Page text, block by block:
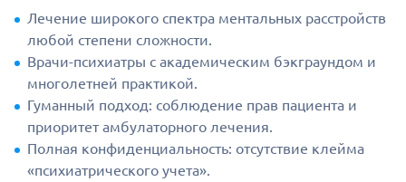
Лечение широкого спектра ментальных расстройств
любой степени сложности.
Врачи-психиатры с академическим бэкграундом и
многолетней практикой.
Гуманный подход: соблюдение прав пациента и
приоритет амбулаторного лечения.
Полная конфиденциальность: отсутствие клейма
«психиатрического учета».